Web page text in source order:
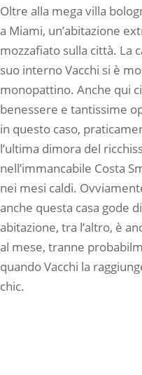
Oltre alla mega villa
a Miami, un’abitazione
mozzafiato sulla città. La
suo interno Vacchi si è
monopattino. Anche qui
benessere e tantissime
in questo caso,
l’ultima dimora del
nell’immancabile Costa
nei mesi caldi.
anche questa casa gode
abitazione, tra l’altro, è
al mese, tranne
quando Vacchi la
chic.